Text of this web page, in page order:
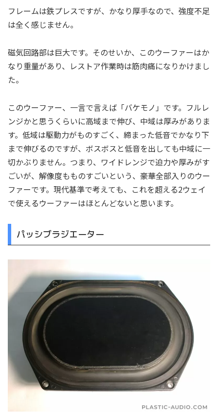
フレームは鉄プレスですが、かなり厚手なので、強度不足
は全く感じません。
磁気回路部は巨大です。そのせいか、このウーファーはか
なり重量があり、レストア作業時は筋肉痛になりかけまし
た。
このウーファー、一言で言えば「バケモノ」です。フルレ
ンジかと思うくらいに高域まで伸び、中域は厚みがありま
す。低域は駆動力がものすごく、締まった低音でかなり下
まで伸びるのですが、ボスボスと低音を出しても中域に一
切かぶりません。つまり、ワイドレンジで迫力や厚みがす
ごいが、解像度もものすごいという、豪華全部入りのウー
ファーです。現代基準で考えても、これを超える2ウェイ
で使えるウーファーはほとんどないと思います。
パッシブラジエーター